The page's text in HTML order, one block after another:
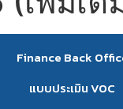
Finance Back
แบบประเมิน VOC